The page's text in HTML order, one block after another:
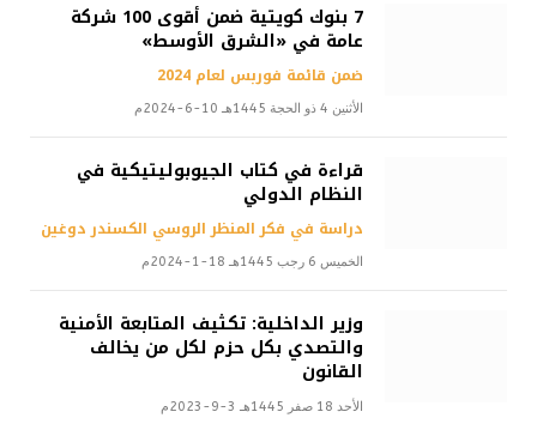
7 بنوك كويتية ضمن أقوى 100 شركة
عامة في «الشرق الأوسط»
ضمن قائمة فوربس لعام 2024
الأثنين 4 ذو الحجة 1445هـ 10-6-2024م
قراءة في كتاب الجيوبوليتيكية في
النظام الدولي
دراسة في فكر المنظر الروسي الكسندر دوغين
الخميس 6 رجب 1445هـ 18-1-2024م
وزير الداخلية: تكثيف المتابعة الأمنية
والتصدي بكل حزم لكل من يخالف
القانون
الأحد 18 صفر 1445هـ 3-9-2023م